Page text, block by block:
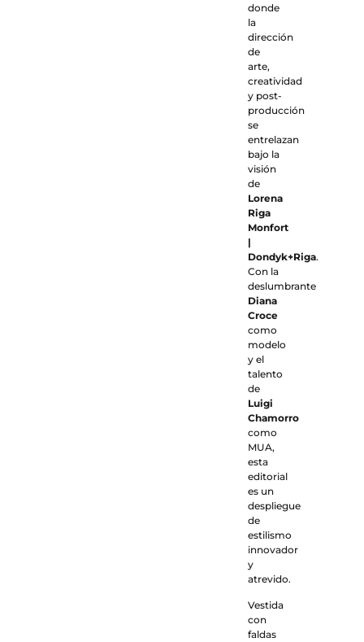
donde
la
dirección
de
arte,
creatividad
y post-
producción
se
entrelazan
bajo la
visión
de
Lorena
Riga
Monfort
|
Dondyk+Riga.
Con la
deslumbrante
Diana
Croce
como
modelo
y el
talento
de
Luigi
Chamorro
como
MUA,
esta
editorial
es un
despliegue
de
estilismo
innovador
y
atrevido.
Vestida
con
faldas